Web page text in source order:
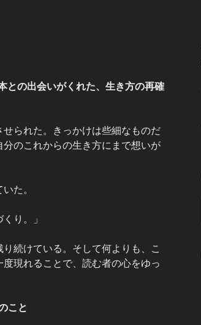
との出会いがくれた、生き方の再確
られた。きっかけは些細なものだ
のこれからの生き方にまで想いが
た。
り。」
続けている。そして何よりも、こ
現れることで、読む者の心をゆっ
こと